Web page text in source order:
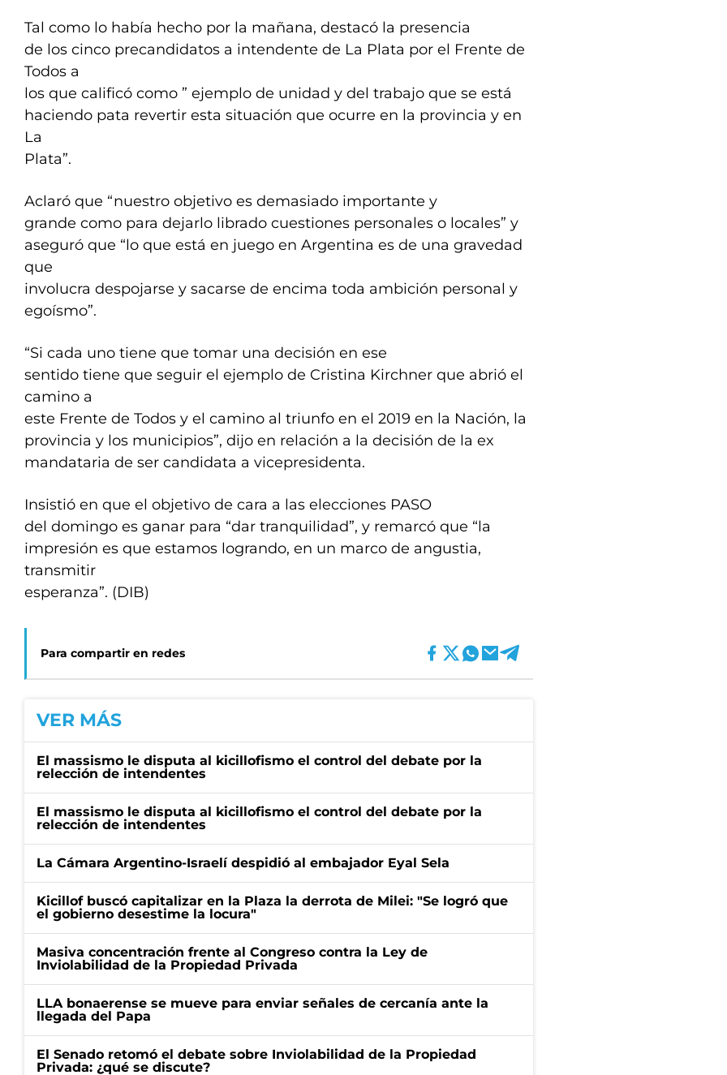
Tal como lo había hecho por la mañana, destacó la presencia
de los cinco precandidatos a intendente de La Plata por el Frente de
Todos a
los que calificó como ” ejemplo de unidad y del trabajo que se está
haciendo pata revertir esta situación que ocurre en la provincia y en
La
Plata”.
Aclaró que “nuestro objetivo es demasiado importante y
grande como para dejarlo librado cuestiones personales o locales” y
aseguró que “lo que está en juego en Argentina es de una gravedad
que
involucra despojarse y sacarse de encima toda ambición personal y
egoísmo”.
“Si cada uno tiene que tomar una decisión en ese
sentido tiene que seguir el ejemplo de Cristina Kirchner que abrió el
camino a
este Frente de Todos y el camino al triunfo en el 2019 en la Nación, la
provincia y los municipios”, dijo en relación a la decisión de la ex
mandataria de ser candidata a vicepresidenta.
Insistió en que el objetivo de cara a las elecciones PASO
del domingo es ganar para “dar tranquilidad”, y remarcó que “la
impresión es que estamos logrando, en un marco de angustia,
transmitir
esperanza”. (DIB)
Para compartir en redes
VER MÁS
El massismo le disputa al kicillofismo el control del debate por la
relección de intendentes
El massismo le disputa al kicillofismo el control del debate por la
relección de intendentes
La Cámara Argentino-Israelí despidió al embajador Eyal Sela
Kicillof buscó capitalizar en la Plaza la derrota de Milei: "Se logró que
el gobierno desestime la locura"
Masiva concentración frente al Congreso contra la Ley de
Inviolabilidad de la Propiedad Privada
LLA bonaerense se mueve para enviar señales de cercanía ante la
llegada del Papa
El Senado retomó el debate sobre Inviolabilidad de la Propiedad
Privada: ¿qué se discute?